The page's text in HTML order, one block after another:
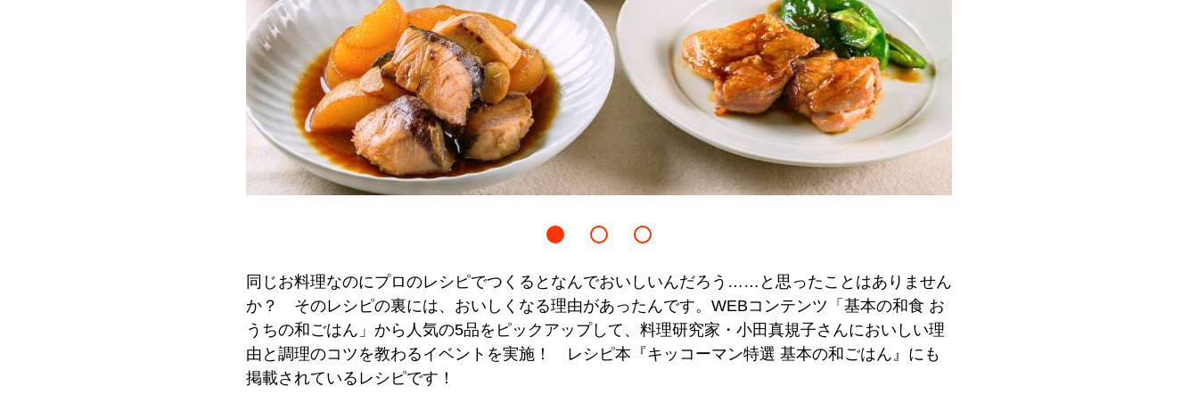
同じお料理なのにプロのレシピでつくるとなんでおいしいんだろう……と思ったことはありません
か？ そのレシピの裏には、おいしくなる理由があったんです。WEBコンテンツ「基本の和食 お
うちの和ごはん」から人気の5品をピックアップして、料理研究家・小田真規子さんにおいしい理
由と調理のコツを教わるイベントを実施！ レシピ本『キッコーマン特選 基本の和ごはん』にも
掲載されているレシピです！